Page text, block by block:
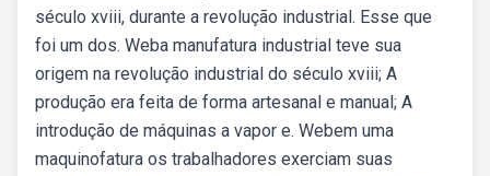
século xviii, durante a revolução industrial. Esse que
foi um dos. Weba manufatura industrial teve sua
origem na revolução industrial do século xviii; A
produção era feita de forma artesanal e manual; A
introdução de máquinas a vapor e. Webem uma
maquinofatura os trabalhadores exerciam suas